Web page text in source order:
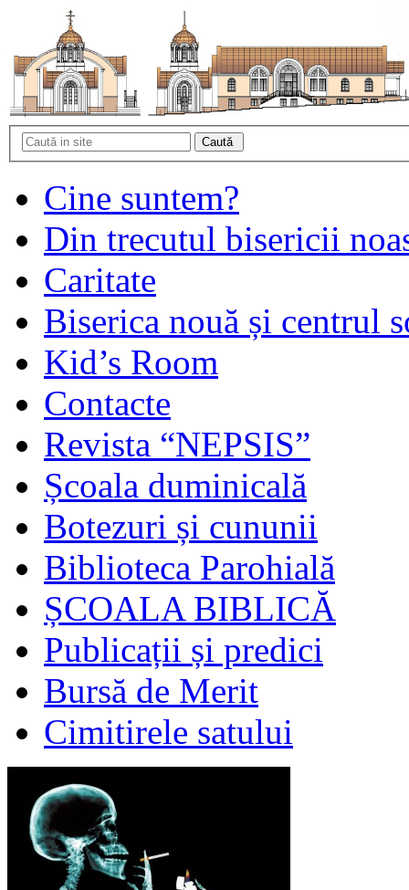
Cine suntem?
Din trecutul bisericii
Caritate
Biserica nouă și centrul
Kid’s Room
Contacte
Revista “NEPSIS”
Școala duminicală
Botezuri și cununii
Biblioteca Parohială
ȘCOALA BIBLICĂ
Publicații și predici
Bursă de Merit
Cimitirele satului